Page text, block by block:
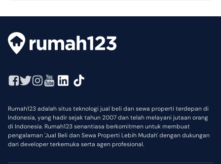
Rumah123 adalah situs teknologi jual beli dan sewa properti terdepan di
Indonesia, yang hadir sejak tahun 2007 dan telah melayani jutaan orang
di Indonesia. Rumah123 senantiasa berkomitmen untuk membuat
pengalaman 'Jual Beli dan Sewa Properti Lebih Mudah' dengan dukungan
dari developer terkemuka serta agen profesional.